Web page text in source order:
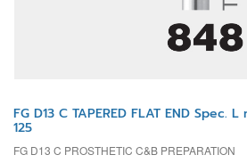
FG D13 C TAPERED FLAT END Spec.
125
FG D13 C PROSTHETIC C&B PREPARATION